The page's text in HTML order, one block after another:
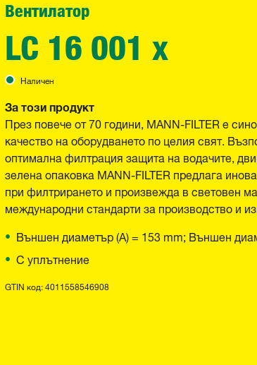
Вентилатор
LC 16 001 x
Наличен
За този продукт
През повече от 70 години, MANN-FILTER е
качество на оборудването по целия свят.
оптимална филтрация защита на водачите,
зелена опаковка MANN-FILTER предлага
при филтрирането и произвежда в световен
международни стандарти за производство и
Външен диаметър (A) = 153 mm; Външен
С уплътнение
GTIN код: 4011558546908